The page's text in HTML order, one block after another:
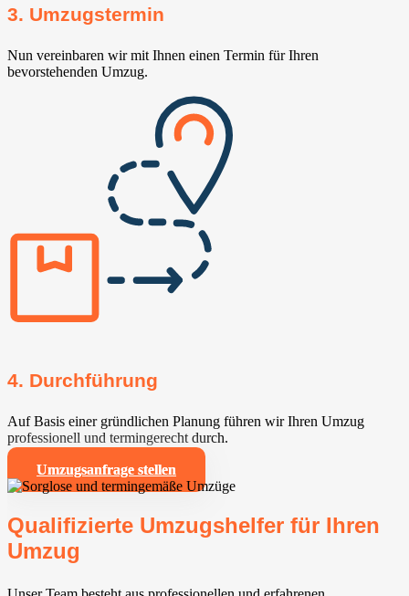
3. Umzugstermin
Nun vereinbaren wir mit Ihnen einen Termin für Ihren
bevorstehenden Umzug.
4. Durchführung
Auf Basis einer gründlichen Planung führen wir Ihren Umzug
professionell und termingerecht durch.
Umzugsanfrage stellen
Qualifizierte Umzugshelfer für Ihren
Umzug